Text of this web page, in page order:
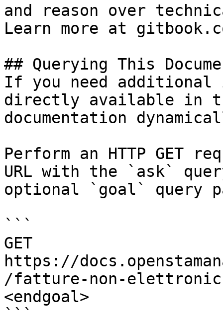
and reason over
Learn more at
## Querying This
If you need
directly available in
documentation
Perform an HTTP GET
URL with the `ask`
optional `goal` query
```
GET
https://
/fatture-non-
<endgoal>
```